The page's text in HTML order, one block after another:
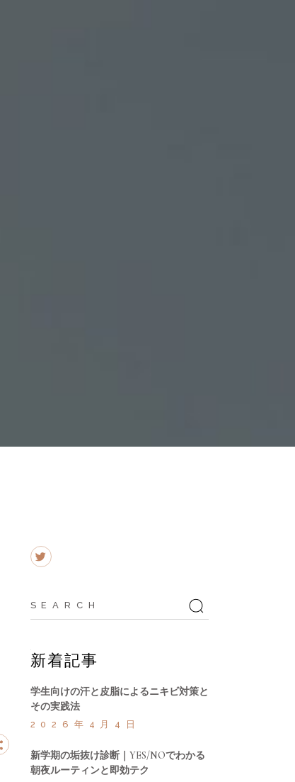
Search
for:
新着記事
学生向けの汗と皮脂によるニキビ対策と
その実践法
2026年4月4日
新学期の垢抜け診断｜YES/NOでわかる
朝夜ルーティンと即効テク